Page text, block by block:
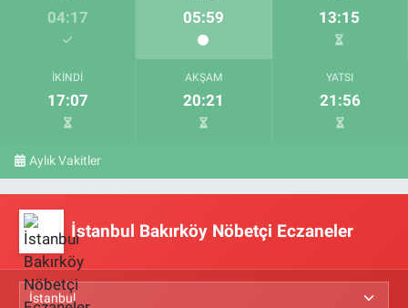
04:17 05:59 13:15
İKINDI
17:07
AKŞAM
20:21
YATSI
21:56
Aylık Vakitler
İstanbul Bakırköy Nöbetçi Eczaneler